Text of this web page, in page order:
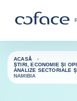
Înapoi la pagina de
ACASĂ
ȘTIRI, ECONOMIE ȘI
ANALIZE SECTORIALE
NAMIBIA